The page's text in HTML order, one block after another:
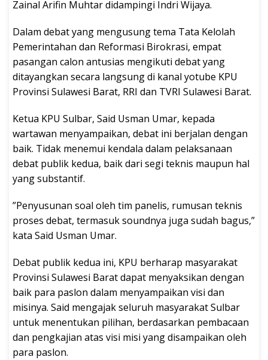
Zainal Arifin Muhtar didampingi Indri Wijaya.
Dalam debat yang mengusung tema Tata Kelolah
Pemerintahan dan Reformasi Birokrasi, empat
pasangan calon antusias mengikuti debat yang
ditayangkan secara langsung di kanal yotube KPU
Provinsi Sulawesi Barat, RRI dan TVRI Sulawesi Barat.
Ketua KPU Sulbar, Said Usman Umar, kepada
wartawan menyampaikan, debat ini berjalan dengan
baik. Tidak menemui kendala dalam pelaksanaan
debat publik kedua, baik dari segi teknis maupun hal
yang substantif.
”Penyusunan soal oleh tim panelis, rumusan teknis
proses debat, termasuk soundnya juga sudah bagus,”
kata Said Usman Umar.
Debat publik kedua ini, KPU berharap masyarakat
Provinsi Sulawesi Barat dapat menyaksikan dengan
baik para paslon dalam menyampaikan visi dan
misinya. Said mengajak seluruh masyarakat Sulbar
untuk menentukan pilihan, berdasarkan pembacaan
dan pengkajian atas visi misi yang disampaikan oleh
para paslon.